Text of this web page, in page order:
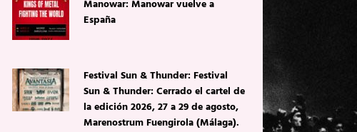
Manowar: Manowar vuelve a
España
Festival Sun & Thunder: Festival
Sun & Thunder: Cerrado el cartel de
la edición 2026, 27 a 29 de agosto,
Marenostrum Fuengirola (Málaga).